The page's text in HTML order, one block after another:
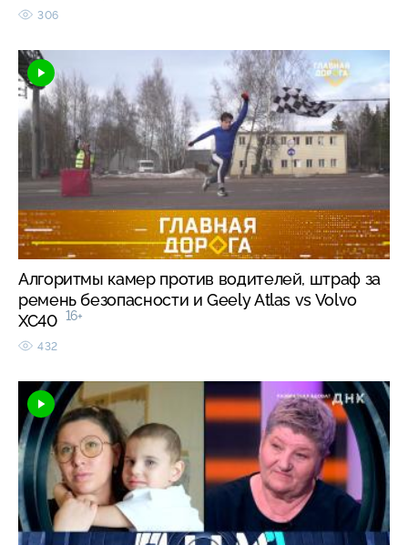
306
Алгоритмы камер против водителей, штраф за
ремень безопасности и Geely Atlas vs Volvo
XC40 16+
432